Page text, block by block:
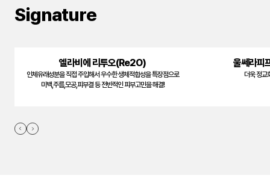
Signature
엘라비에 리투오(Re2O)
인체유래성분을 직접 주입해서 우수한 생체적합성을 특장점으로
미백,주름,모공,피부결 등 전반적인 피부고민을 해결!
울쎄라피
더욱 정교